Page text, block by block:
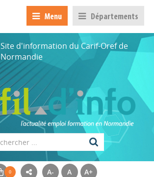
Menu Départements
Site d'information du Carif-Oref de
Normandie
A- A A+